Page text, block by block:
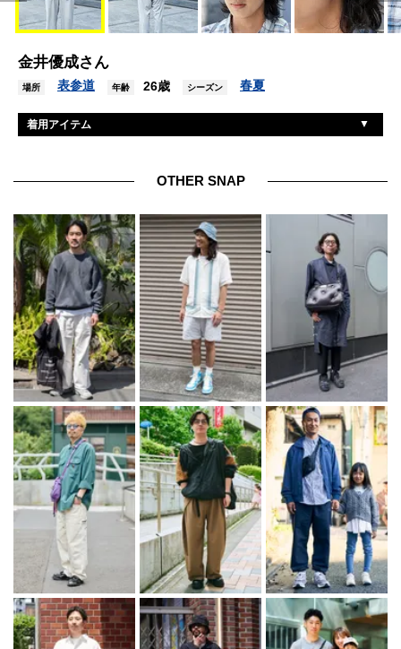
金井優成さん
場所 表参道 年齢 26歳 シーズン 春夏
着用アイテム
シューズ ニューバランス
帽子 古着
眼鏡 ブラン
バッグ モンベル
ピアス 不明
ネックレス ゴールディ
リング 古着
OTHER SNAP